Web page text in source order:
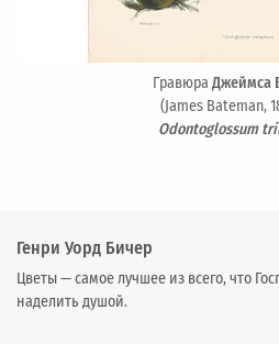
ГравюраДжеймса
(James Bateman,
Odontoglossum
Генри Уорд Бичер
Цветы — самое лучшее из всего, что
наделить душой.